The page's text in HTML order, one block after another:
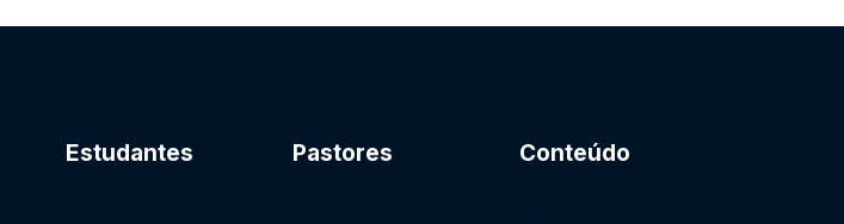
Estudantes Pastores Conteúdo